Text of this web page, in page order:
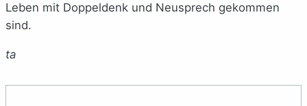
Leben mit Doppeldenk und Neusprech gekommen
sind.
ta